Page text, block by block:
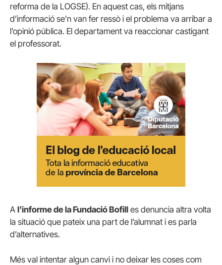
reforma de la LOGSE). En aquest cas, els mitjans
d’informació se’n van fer ressò i el problema va arribar a
l’opinió pública. El departament va reaccionar castigant
el professorat.
A l’informe de la Fundació Bofill es denuncia altra volta
la situació que pateix una part de l’alumnat i es parla
d’alternatives.
Més val intentar algun canvi i no deixar les coses com